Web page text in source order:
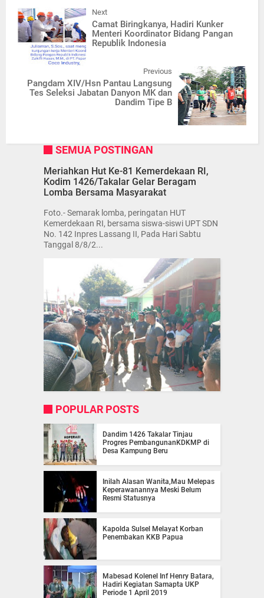
Next
Camat Biringkanya, Hadiri Kunker
Menteri Koordinator Bidang Pangan
Republik Indonesia
Previous
Pangdam XIV/Hsn Pantau Langsung
Tes Seleksi Jabatan Danyon MK dan
Dandim Tipe B
SEMUA POSTINGAN
Meriahkan Hut Ke-81 Kemerdekaan RI,
Kodim 1426/Takalar Gelar Beragam
Lomba Bersama Masyarakat
Foto.- Semarak lomba, peringatan HUT
Kemerdekaan RI, bersama siswa-siswi UPT SDN
No. 142 Inpres Lassang II, Pada Hari Sabtu
Tanggal 8/8/2...
POPULAR POSTS
Dandim 1426 Takalar Tinjau
Progres PembangunanKDKMP di
Desa Kampung Beru
Inilah Alasan Wanita,Mau Melepas
Keperawanannya Meski Belum
Resmi Statusnya
Kapolda Sulsel Melayat Korban
Penembakan KKB Papua
Mabesad Kolenel Inf Henry Batara,
Hadiri Kegiatan Samapta UKP
Periode 1 April 2019